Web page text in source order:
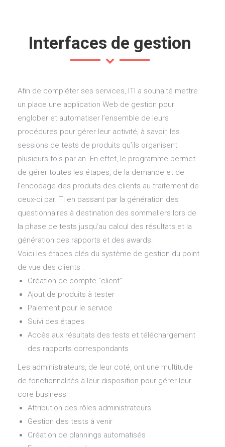
Interfaces de gestion
Afin de compléter ses services, ITI a souhaité mettre
un place une application Web de gestion pour
englober et automatiser l’ensemble de leurs
procédures pour gérer leur activité, à savoir, les
sessions de tests de produits qu’ils organisent
plusieurs fois par an. En effet, le programme permet
de gérer toutes les étapes, de la demande et de
l’encodage des produits des clients au traitement de
ceux-ci par ITI en passant par la génération des
questionnaires à destination des sommeliers lors de
la phase de tests jusqu’au calcul des résultats et la
génération des rapports et des awards.
Voici les étapes clés du système de gestion du point
de vue des clients :
Création de compte “client”
Ajout de produits à tester
Paiement pour le service
Suivi des étapes
Accès aux résultats des tests et téléchargement
des rapports correspondants
Les administrateurs, de leur coté, ont une multitude
de fonctionnalités à leur disposition pour gérer leur
core business :
Attribution des rôles administrateurs
Gestion des tests à venir
Création de plannings automatisés